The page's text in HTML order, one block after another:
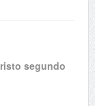
segundo